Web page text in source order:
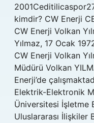
kimdir? CW Enerji
CW Enerji Volkan
Yılmaz, 17 Ocak
CW Enerji Volkan
Müdürü Volkan
Enerji’de
Elektrik-Elektronik
Üniversitesi İşletme
Uluslararası İlişkiler